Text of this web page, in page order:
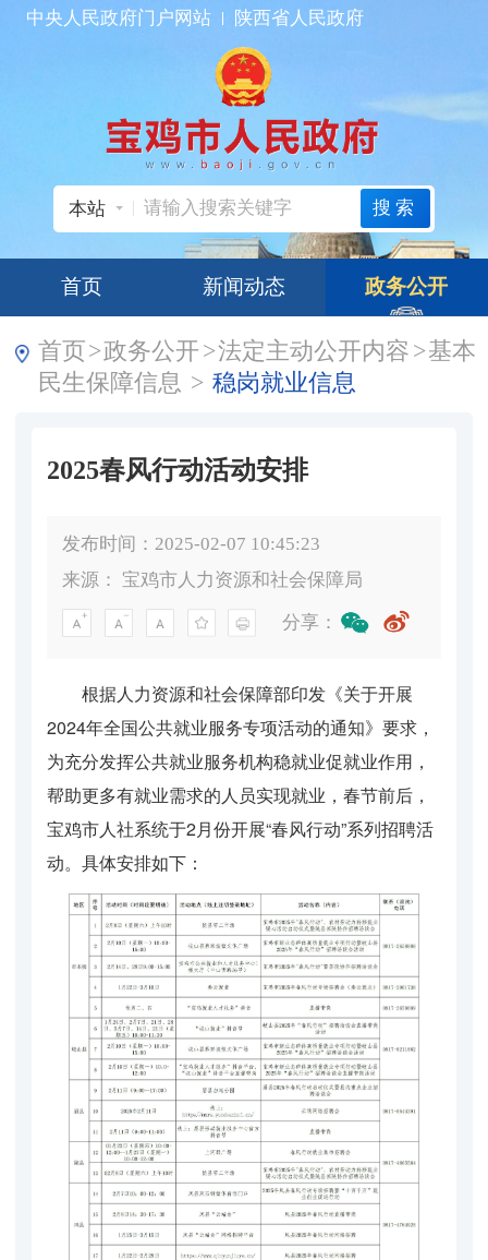
中央人民政府门户网站 陕西省人民政府
本站 搜索
首页 新闻动态 政务公开
首页>政务公开 >法定主动公开内容 >基本
民生保障信息 > 稳岗就业信息
2025春风行动活动安排
发布时间：2025-02-07 10:45:23
来源： 宝鸡市人力资源和社会保障局
分享：
根据人力资源和社会保障部印发《关于开展
2024年全国公共就业服务专项活动的通知》要求，
为充分发挥公共就业服务机构稳就业促就业作用，
帮助更多有就业需求的人员实现就业，春节前后，
宝鸡市人社系统于2月份开展“春风行动”系列招聘活
动。具体安排如下：